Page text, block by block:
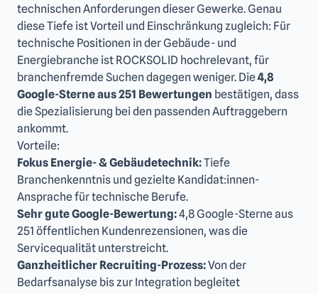
technischen Anforderungen dieser Gewerke. Genau
diese Tiefe ist Vorteil und Einschränkung zugleich: Für
technische Positionen in der Gebäude- und
Energiebranche ist ROCKSOLID hochrelevant, für
branchenfremde Suchen dagegen weniger. Die4,8
Google-Sterne aus 251 Bewertungen bestätigen, dass
die Spezialisierung bei den passenden Auftraggebern
ankommt.
Vorteile:
Fokus Energie- & Gebäudetechnik:Tiefe
Branchenkenntnis und gezielte Kandidat:innen-
Ansprache für technische Berufe.
Sehr gute Google-Bewertung:4,8 Google-Sterne aus
251 öffentlichen Kundenrezensionen, was die
Servicequalität unterstreicht.
Ganzheitlicher Recruiting-Prozess:Von der
Bedarfsanalyse bis zur Integration begleitet